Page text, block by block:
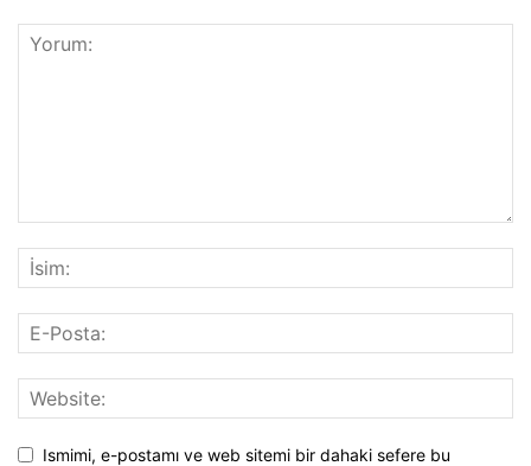
Ismimi, e-postamı ve web sitemi bir dahaki sefere bu